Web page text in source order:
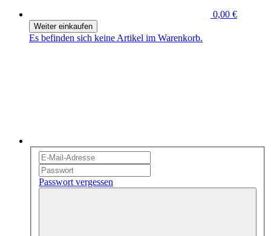
0,00 €
Weiter einkaufen
Es befinden sich keine Artikel im Warenkorb.
Passwort vergessen